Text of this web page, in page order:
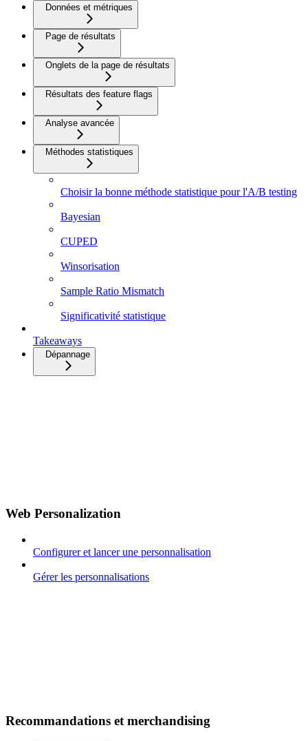
Données et métriques
Page de résultats
Onglets de la page de résultats
Résultats des feature flags
Analyse avancée
Méthodes statistiques
Choisir la bonne méthode statistique pour l'A/B testing
Bayesian
CUPED
Winsorisation
Sample Ratio Mismatch
Significativité statistique
Takeaways
Dépannage
Web Personalization
Configurer et lancer une personnalisation
Gérer les personnalisations
Recommandations et merchandising